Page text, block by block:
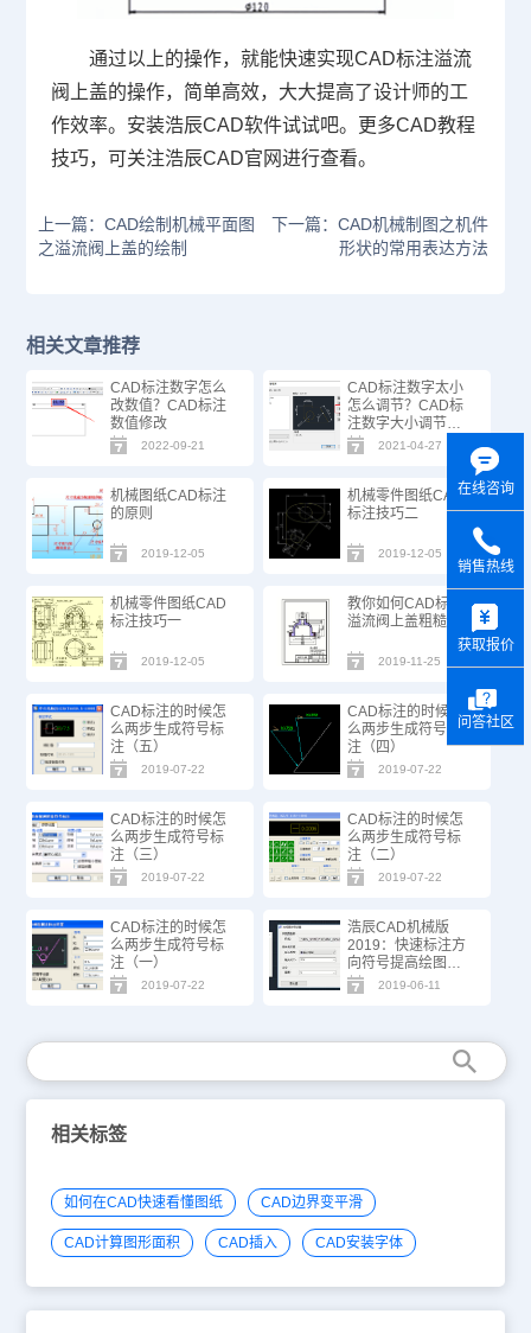
通过以上的操作，就能快速实现CAD标注溢流
阀上盖的操作，简单高效，大大提高了设计师的工
作效率。安装浩辰CAD软件试试吧。更多CAD教程
技巧，可关注浩辰CAD官网进行查看。
上一篇：CAD绘制机械平面图
之溢流阀上盖的绘制
下一篇：CAD机械制图之机件
形状的常用表达方法
相关文章推荐
CAD标注数字怎么
改数值？CAD标注
数值修改
2022-09-21
CAD标注数字太小
怎么调节？CAD标
注数字大小调节方
法
2021-04-27
机械图纸CAD标注
的原则
2019-12-05
机械零件图纸CAD
标注技巧二
2019-12-05
机械零件图纸CAD
标注技巧一
2019-12-05
教你如何CAD标注
溢流阀上盖粗糙度
2019-11-25
CAD标注的时候怎
么两步生成符号标
注（五）
2019-07-22
CAD标注的时候怎
么两步生成符号标
注（四）
2019-07-22
CAD标注的时候怎
么两步生成符号标
注（三）
2019-07-22
CAD标注的时候怎
么两步生成符号标
注（二）
2019-07-22
CAD标注的时候怎
么两步生成符号标
注（一）
2019-07-22
浩辰CAD机械版
2019：快速标注方
向符号提高绘图效
率
2019-06-11
相关标签
如何在CAD快速看懂图纸 CAD边界变平滑
CAD计算图形面积 CAD插入 CAD安装字体
在线咨询
销售热线
获取报价
问答社区